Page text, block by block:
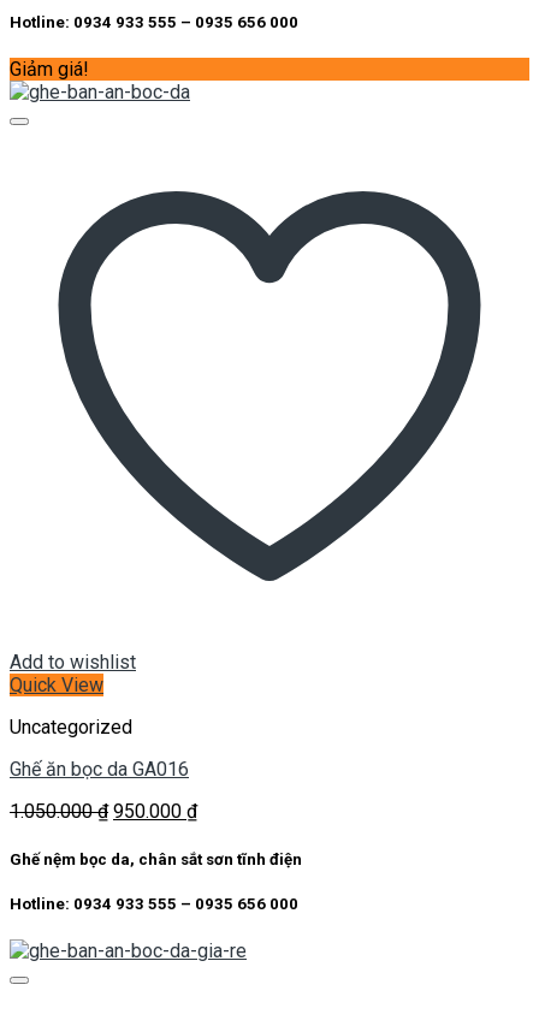
Hotline: 0934 933 555 – 0935 656 000
Giảm giá!
Add to wishlist
Quick View
Uncategorized
Ghế ăn bọc da GA016
1.050.000₫ Giá
là:
950.000 ₫Giá
tại
950.000 ₫.
Ghế nệm bọc da, chân sắt sơn tĩnh điện
Hotline: 0934 933 555 – 0935 656 000